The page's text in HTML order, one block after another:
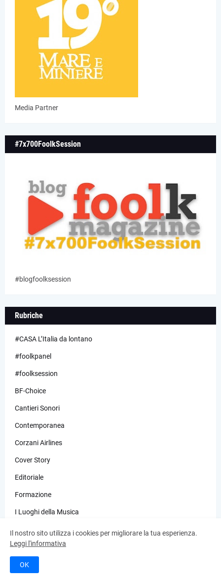
Media Partner
#7x700FoolkSession
#blogfoolksession
Rubriche
#CASA L’Italia da lontano
#foolkpanel
#foolksession
BF-Choice
Cantieri Sonori
Contemporanea
Corzani Airlines
Cover Story
Editoriale
Formazione
I Luoghi della Musica
Idee
Italian Sounds Good
Letture
Il nostro sito utilizza i cookies per migliorare la tua esperienza.
Leggi l'informativa
OK